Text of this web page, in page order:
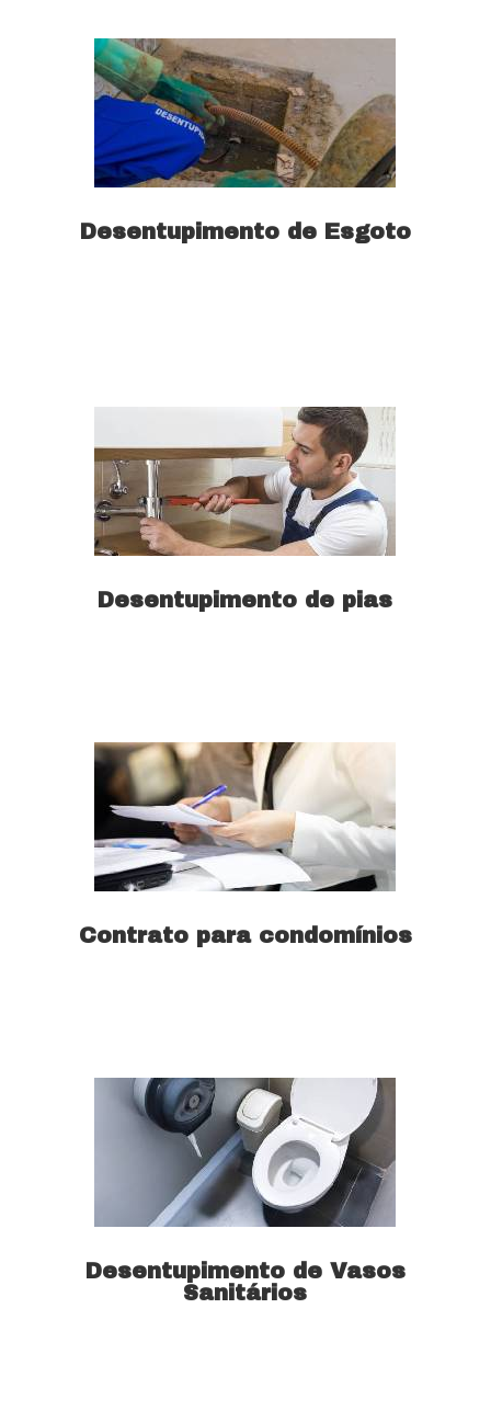
Desentupimento de Esgoto
Desentupimento de pias
Contrato para condomínios
Desentupimento de Vasos
Sanitários